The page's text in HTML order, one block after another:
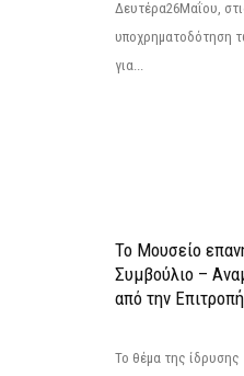
Δευτέρα26Μαΐου,
υποχρηματοδότηση
για...
Το Μουσείο
Συμβούλιο –
από την Επιτροπή
Το θέμα της ίδρυσης